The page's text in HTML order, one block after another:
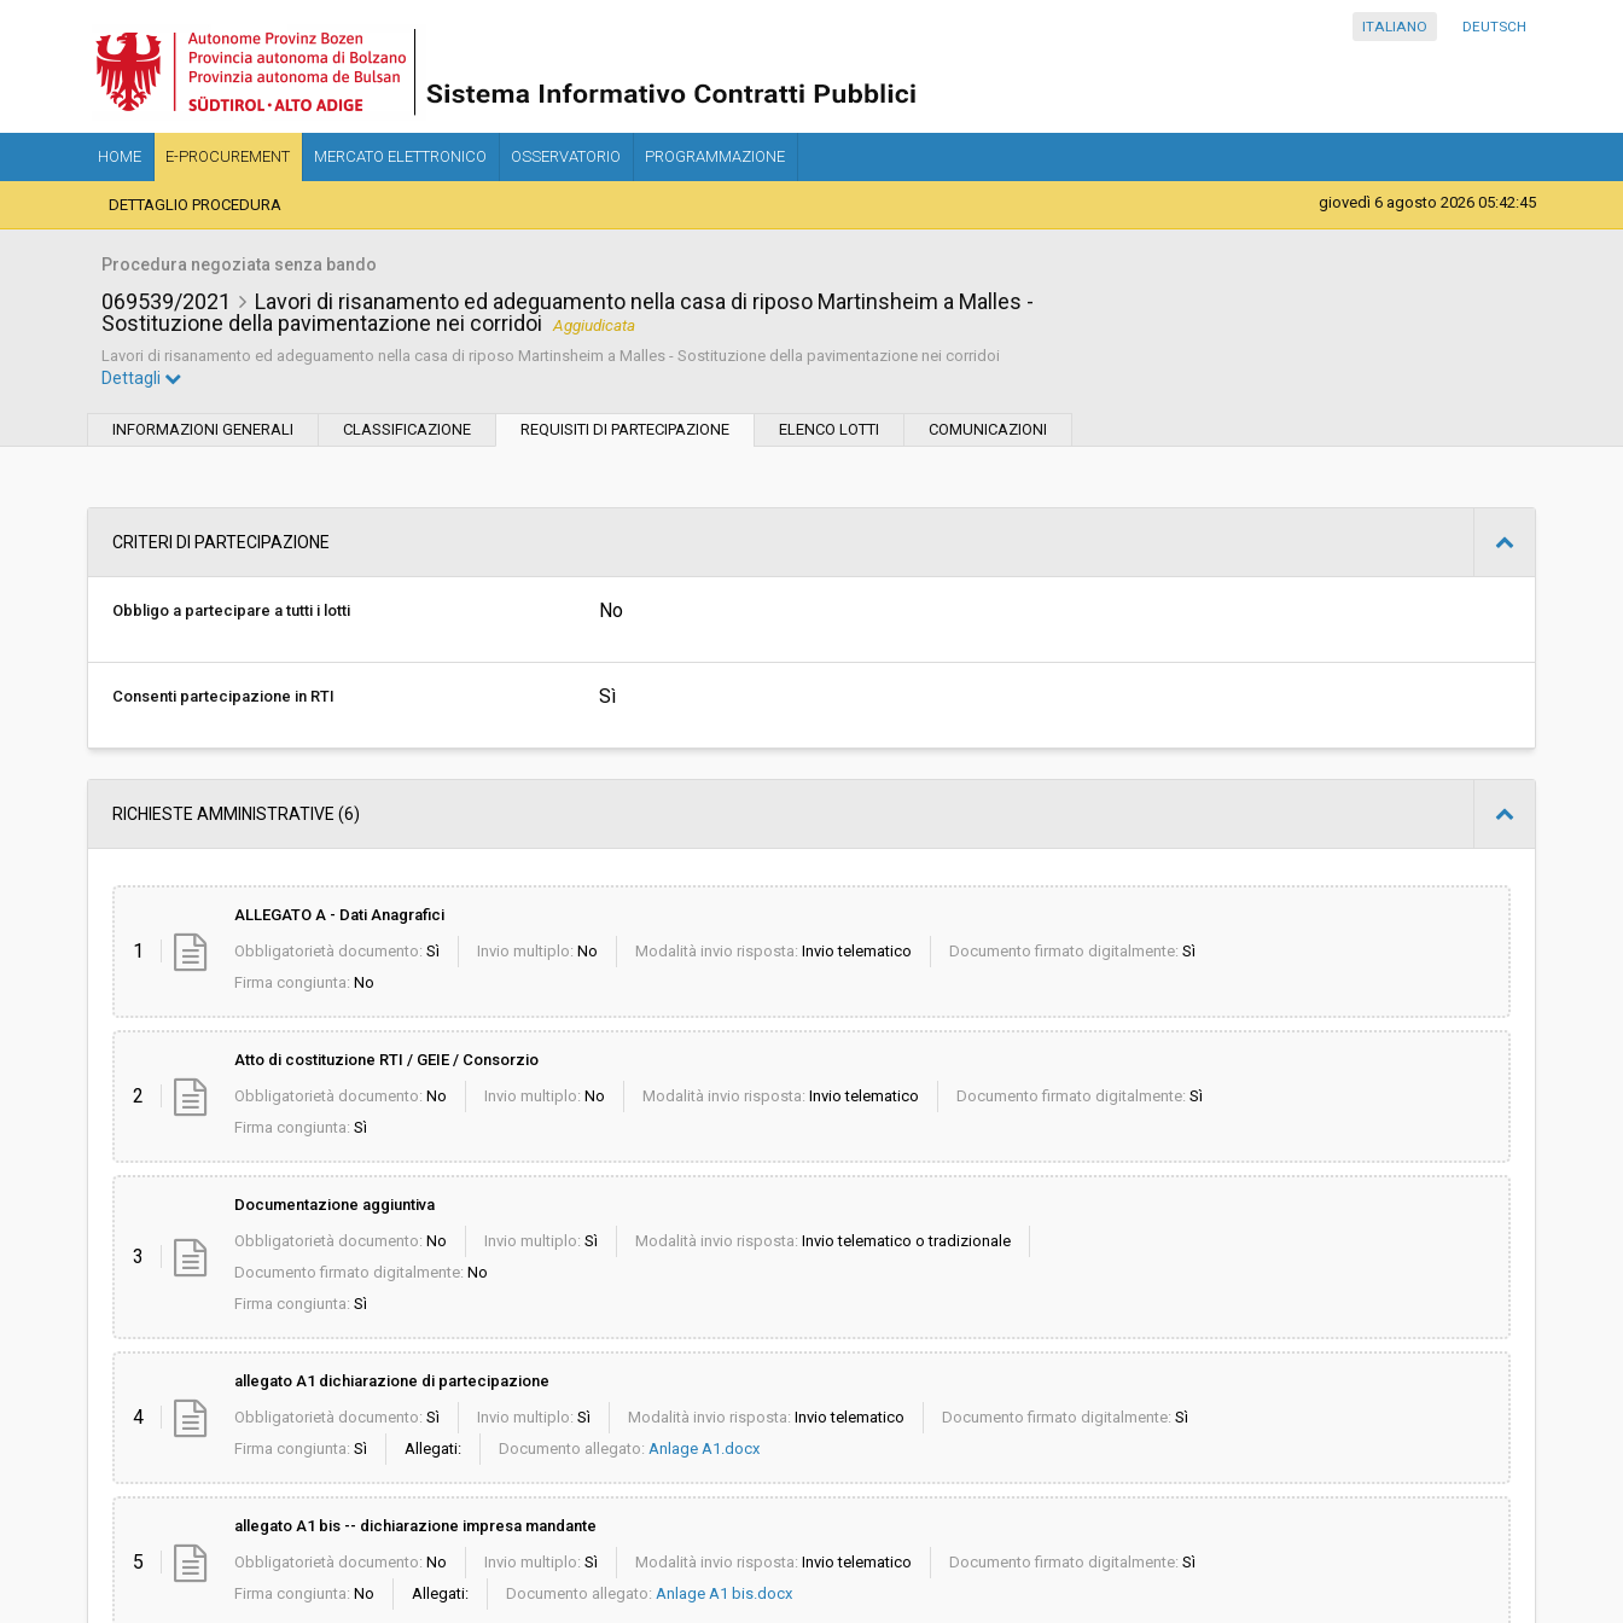
ITALIANO DEUTSCH
HOME E-PROCUREMENT MERCATO ELETTRONICO OSSERVATORIO PROGRAMMAZIONE
DETTAGLIO PROCEDURA giovedì 6 agosto 2026 05:42:45
Procedura negoziata senza bando
069539/2021
Lavori di risanamento ed adeguamento nella casa di riposo Martinsheim a Malles -
Sostituzione della pavimentazione nei corridoi
Aggiudicata
Lavori di risanamento ed adeguamento nella casa di riposo Martinsheim a Malles - Sostituzione della pavimentazione nei corridoi
Dettagli
INFORMAZIONI GENERALI CLASSIFICAZIONE REQUISITI DI PARTECIPAZIONE ELENCO LOTTI COMUNICAZIONI
CRITERI DI PARTECIPAZIONE
Obbligo a partecipare a tutti i lotti No
Consenti partecipazione in RTI Sì
RICHIESTE AMMINISTRATIVE (6)
1
ALLEGATO A - Dati Anagrafici
Obbligatorietà documento: Sì Invio multiplo: No Modalità invio risposta: Invio telematico Documento firmato digitalmente: Sì
Firma congiunta: No
2
Atto di costituzione RTI / GEIE / Consorzio
Obbligatorietà documento: No Invio multiplo: No Modalità invio risposta: Invio telematico Documento firmato digitalmente: Sì
Firma congiunta: Sì
3
Documentazione aggiuntiva
Obbligatorietà documento: No Invio multiplo: Sì Modalità invio risposta: Invio telematico o tradizionale
Documento firmato digitalmente: No
Firma congiunta: Sì
4
allegato A1 dichiarazione di partecipazione
Obbligatorietà documento: Sì Invio multiplo: Sì Modalità invio risposta: Invio telematico Documento firmato digitalmente: Sì
Firma congiunta: Sì Allegati: Documento allegato: Anlage A1.docx
5
allegato A1 bis -- dichiarazione impresa mandante
Obbligatorietà documento: No Invio multiplo: Sì Modalità invio risposta: Invio telematico Documento firmato digitalmente: Sì
Firma congiunta: No Allegati: Documento allegato: Anlage A1 bis.docx